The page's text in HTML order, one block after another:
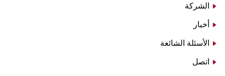
الشركة
أخبار
الأسئلة الشائعة
اتصل